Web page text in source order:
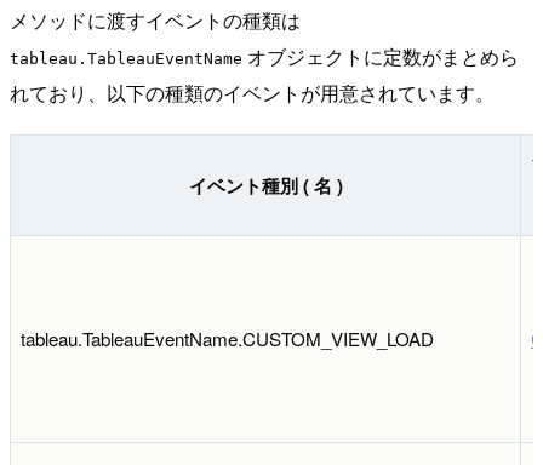
メソッドに渡すイベントの種類は
tableau.TableauEventName オブジェクトに定数がまとめら
れており、以下の種類のイベントが用意されています。
イベント種別 ( 名 )
tableau.TableauEventName.CUSTOM_VIEW_LOAD